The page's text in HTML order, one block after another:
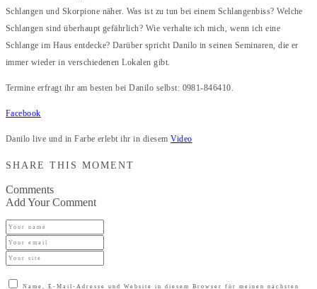
Schlangen und Skorpione näher. Was ist zu tun bei einem Schlangenbiss? Welche
Schlangen sind überhaupt gefährlich? Wie verhalte ich mich, wenn ich eine
Schlange im Haus entdecke? Darüber spricht Danilo in seinen Seminaren, die er
immer wieder in verschiedenen Lokalen gibt.
Termine erfragt ihr am besten bei Danilo selbst: 0981-846410.
Facebook
Danilo live und in Farbe erlebt ihr in diesemVideo
SHARE THIS MOMENT
Comments
Add Your Comment
Name, E-Mail-Adresse und Website in diesem Browser für meinen nächsten